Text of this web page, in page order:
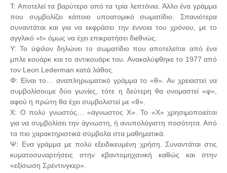
Τ: Αποτελεί τα βαρύτερο από τα τρία λεπτόνια. Άλλο ένα γράμμα
που συμβολίζει κάποιο υποατομικό σωματίδιο. Σπανιότερα
συναντάται και για να εκφράσει την έννοια του χρόνου, με το
αγγλικό «t» όμως να έχει επικρατήσει διεθνώς.
Υ: Το ύψιλον δηλώνει το σωματίδιο που αποτελείται από ένα
μπλε κουάρκ και το αντικουάρκ του. Ανακαλύφθηκε το 1977 από
τον Leon Lederman κατά λάθος.
Φ: Είναι το… αναπληρωματικό γράμμα το «θ». Αν χρειαστεί να
συμβολίσουμε δύο γωνίες, τότε η δεύτερη θα ονομαστεί «φ»,
αφού η πρώτη θα έχει συμβολιστεί με «θ».
Χ: Ο πολύ γνωστός… «άγνωστος Χ». Το «Χ» χρησιμοποιείται
για να συμβολίσει την άγνωστη, ή ανυπολόγιστη ποσότητα. Από
τα πιο χαρακτηριστικά σύμβολα στα μαθηματικά.
Ψ: Ενα γράμμα με πολύ εξειδικευμένη χρήση. Συναντάται στις
κυματοσυναρτήσεις στην κβαντομηχανική καθώς και στην
«εξίσωση Σρέντινγκερ».